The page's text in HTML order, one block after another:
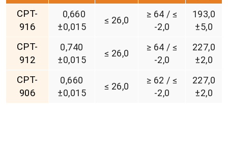
CPT-
916
0,660
±0,015
≤ 26,0
≥ 64 / ≤
-2,0
193,0
±5,0
CPT-
912
0,740
±0,015
≤ 26,0
≥ 64 / ≤
-2,0
227,0
±2,0
CPT-
906
0,660
±0,015
≤ 26,0
≥ 62 / ≤
-2,0
227,0
±2,0